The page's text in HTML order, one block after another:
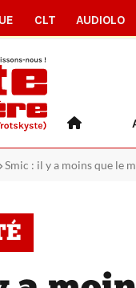
CLT AUDIOLO
Smic : il y a moins que le